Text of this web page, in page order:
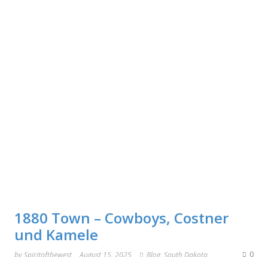
1880 Town – Cowboys, Costner
und Kamele
bySpiritofthewest August 15, 2025 Blog, South Dakota 0